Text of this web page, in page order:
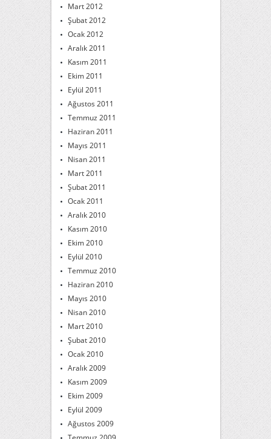
Mart 2012
Şubat 2012
Ocak 2012
Aralık 2011
Kasım 2011
Ekim 2011
Eylül 2011
Ağustos 2011
Temmuz 2011
Haziran 2011
Mayıs 2011
Nisan 2011
Mart 2011
Şubat 2011
Ocak 2011
Aralık 2010
Kasım 2010
Ekim 2010
Eylül 2010
Temmuz 2010
Haziran 2010
Mayıs 2010
Nisan 2010
Mart 2010
Şubat 2010
Ocak 2010
Aralık 2009
Kasım 2009
Ekim 2009
Eylül 2009
Ağustos 2009